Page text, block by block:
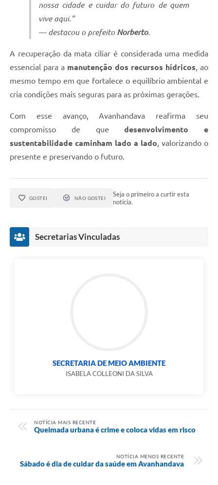
nossa cidade e cuidar do futuro de quem
vive aqui.”
— destacou o prefeito Norberto.
A recuperação da mata ciliar é considerada uma medida
essencial para a manutenção dos recursos hídricos, ao
mesmo tempo em que fortalece o equilíbrio ambiental e
cria condições mais seguras para as próximas gerações.
Com esse avanço, Avanhandava reafirma seu
compromisso de quedesenvolvimento e
sustentabilidade caminham lado a lado, valorizando o
presente e preservando o futuro.
GOSTEI NÃO GOSTEI
Seja o primeiro a curtir esta
notícia.
Secretarias Vinculadas
SECRETARIA DE MEIO AMBIENTE
ISABELA COLLEONI DA SILVA
NOTÍCIA MAIS RECENTE
Queimada urbana é crime e coloca vidas em risco
NOTÍCIA MENOS RECENTE
Sábado é dia de cuidar da saúde em Avanhandava